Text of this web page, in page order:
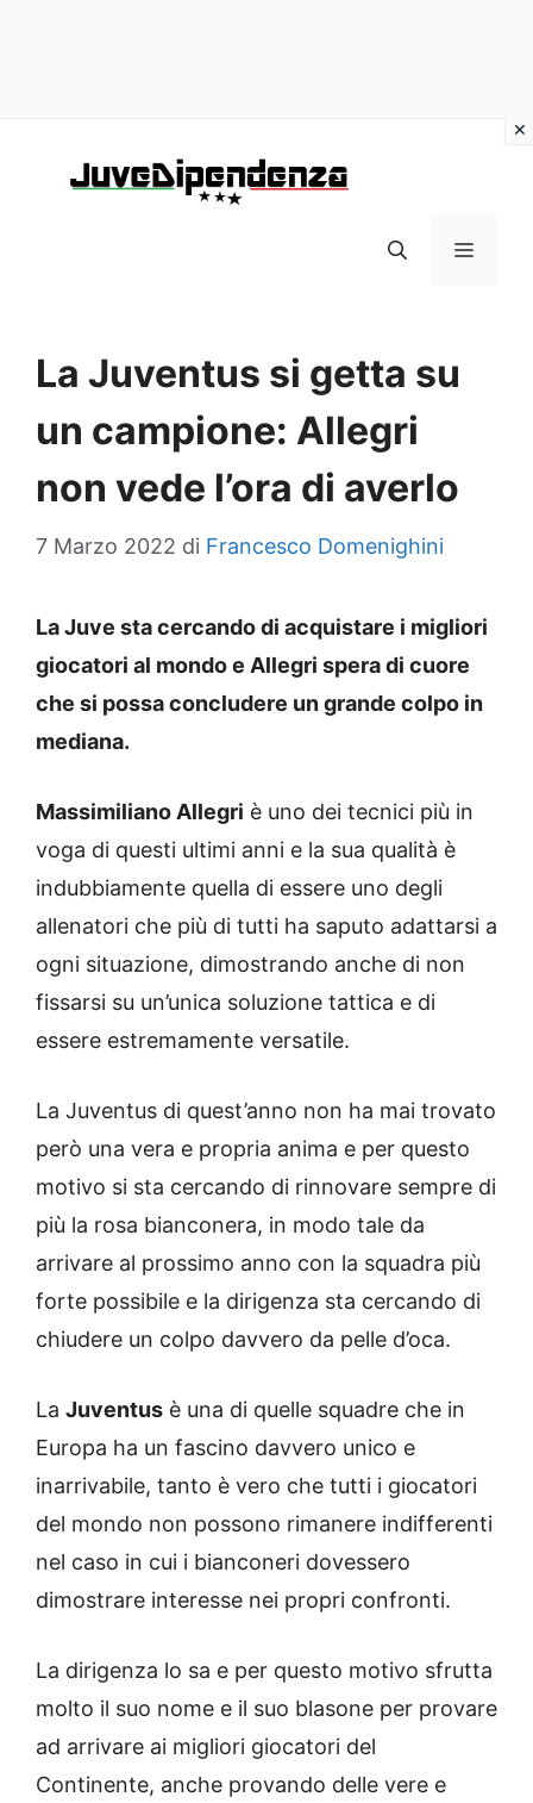
MENU
La Juventus si getta su
un campione: Allegri
non vede l’ora di averlo
7 Marzo 2022 di Francesco Domenighini
La Juve sta cercando di acquistare i migliori
giocatori al mondo e Allegri spera di cuore
che si possa concludere un grande colpo in
mediana.
Massimiliano Allegri è uno dei tecnici più in
voga di questi ultimi anni e la sua qualità è
indubbiamente quella di essere uno degli
allenatori che più di tutti ha saputo adattarsi a
ogni situazione, dimostrando anche di non
fissarsi su un’unica soluzione tattica e di
essere estremamente versatile.
La Juventus di quest’anno non ha mai trovato
però una vera e propria anima e per questo
motivo si sta cercando di rinnovare sempre di
più la rosa bianconera, in modo tale da
arrivare al prossimo anno con la squadra più
forte possibile e la dirigenza sta cercando di
chiudere un colpo davvero da pelle d’oca.
La Juventus è una di quelle squadre che in
Europa ha un fascino davvero unico e
inarrivabile, tanto è vero che tutti i giocatori
del mondo non possono rimanere indifferenti
nel caso in cui i bianconeri dovessero
dimostrare interesse nei propri confronti.
La dirigenza lo sa e per questo motivo sfrutta
molto il suo nome e il suo blasone per provare
ad arrivare ai migliori giocatori del
Continente, anche provando delle vere e